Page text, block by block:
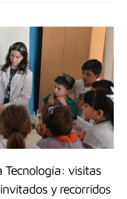
Tecnología: visitas
y recorridos